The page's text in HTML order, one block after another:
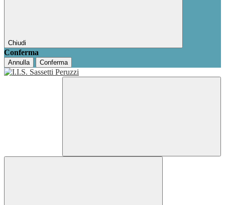
Chiudi
Conferma
Annulla Conferma